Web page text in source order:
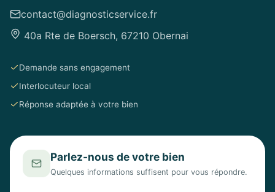
contact@diagnosticservice.fr
40a Rte de Boersch, 67210 Obernai
Demande sans engagement
Interlocuteur local
Réponse adaptée à votre bien
Parlez-nous de votre bien
Quelques informations suffisent pour vous répondre.